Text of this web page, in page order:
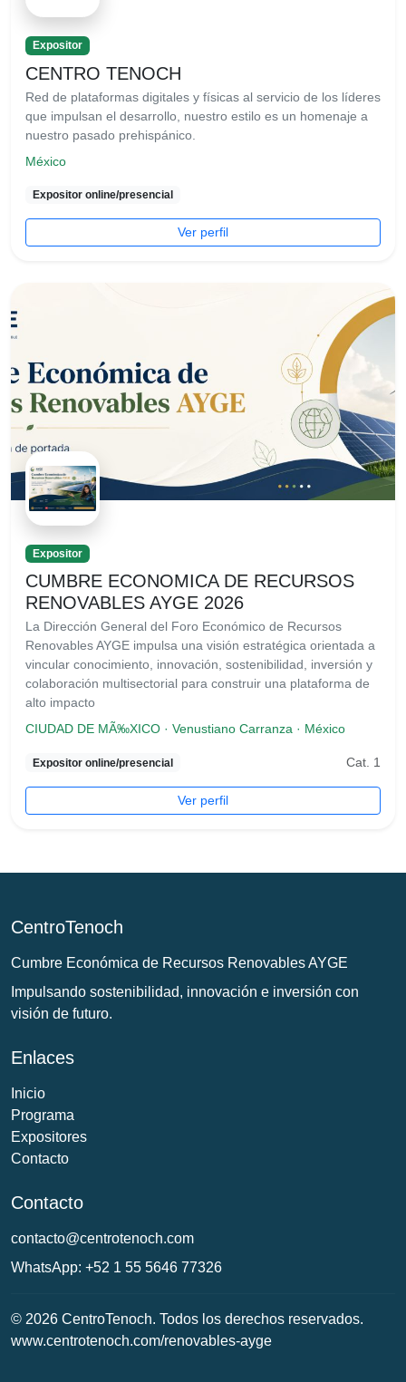
Expositor
CENTRO TENOCH
Red de plataformas digitales y físicas al servicio de los líderes
que impulsan el desarrollo, nuestro estilo es un homenaje a
nuestro pasado prehispánico.
México
Expositor online/presencial
Ver perfil
Expositor
CUMBRE ECONOMICA DE RECURSOS
RENOVABLES AYGE 2026
La Dirección General del Foro Económico de Recursos
Renovables AYGE impulsa una visión estratégica orientada a
vincular conocimiento, innovación, sostenibilidad, inversión y
colaboración multisectorial para construir una plataforma de
alto impacto
CIUDAD DE MÃ‰XICO · Venustiano Carranza · México
Expositor online/presencial Cat. 1
Ver perfil
CentroTenoch
Cumbre Económica de Recursos Renovables AYGE
Impulsando sostenibilidad, innovación e inversión con
visión de futuro.
Enlaces
Inicio
Programa
Expositores
Contacto
Contacto
contacto@centrotenoch.com
WhatsApp: +52 1 55 5646 77326
© 2026 CentroTenoch. Todos los derechos reservados.
www.centrotenoch.com/renovables-ayge